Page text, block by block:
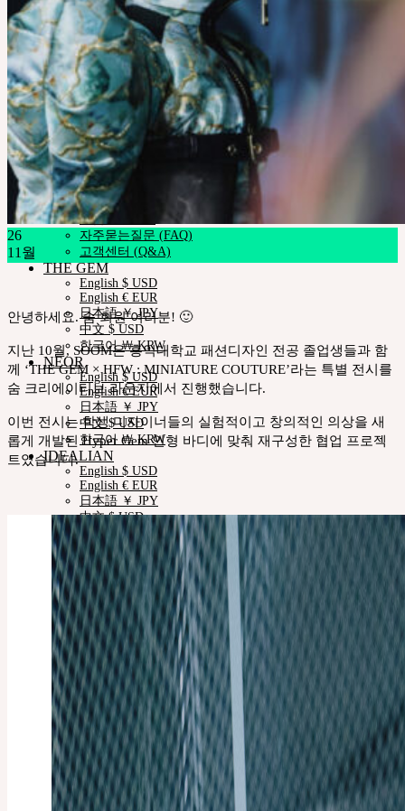
Fair
iMda 인형
커뮤니티
공지사항
네오르 블로그
숨 예술적 공로자
회사소개
인재채용·협력문의
고객지원
쇼핑몰이용안내
인형사이즈정보
스킨컬러가이드
사용설명서
정품인증조회
자주묻는질문 (FAQ)
고객센터 (Q&A)
THE GEM
English $ USD
English € EUR
日本語 ￥ JPY
中文 $ USD
한국어 ￦ KRW
NEOR
English $ USD
English € EUR
日本語 ￥ JPY
中文 $ USD
한국어 ￦ KRW
IDEALIAN
English $ USD
English € EUR
日本語 ￥ JPY
中文 $ USD
한국어 ￦ KRW
ROSETTE
English $ USD
English € EUR
日本語 ￥ JPY
中文 $ USD
한국어 ￦ KRW
LILA
English $ USD
English € EUR
日本語 ￥ JPY
中文 $ USD
한국어 ￦ KRW
Search
for:
장바구니가 비었습니다.
26
11월
안녕하세요. 숨 회원 여러분! 🙂
지난 10월, SOOM은 홍익대학교 패션디자인 전공 졸업생들과 함
께 ‘THE GEM × HFW : MINIATURE COUTURE’라는 특별 전시를
숨 크리에이티브 라운지에서 진행했습니다.
이번 전시는 학생 디자이너들의 실험적이고 창의적인 의상을 새
롭게 개발된 Hyper Gem 인형 바디에 맞춰 재구성한 협업 프로젝
트였습니다.